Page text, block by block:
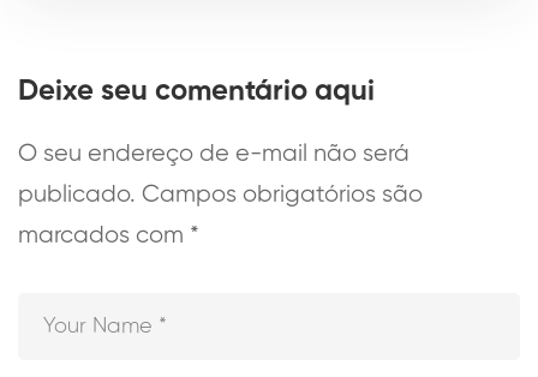
Deixe seu comentário aqui
O seu endereço de e-mail não será
publicado. Campos obrigatórios são
marcados com *